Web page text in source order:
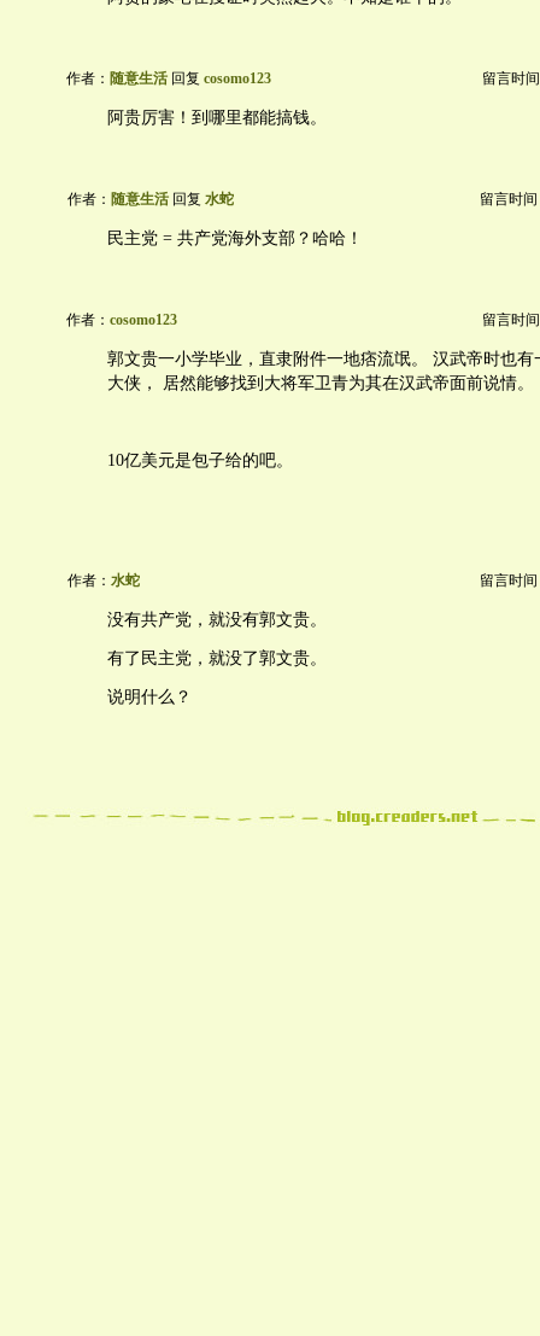
作者： 随意生活 回复 cosomo123 留言时
阿贵厉害！到哪里都能搞钱。
作者： 随意生活 回复 水蛇 留言时间
民主党 = 共产党海外支部？哈哈！
作者： cosomo123 留言时
郭文贵一小学毕业，直隶附件一地痞流氓。 汉武帝时也有
大侠， 居然能够找到大将军卫青为其在汉武帝面前说情。
10亿美元是包子给的吧。
作者： 水蛇 留言时间
没有共产党，就没有郭文贵。
有了民主党，就没了郭文贵。
说明什么？